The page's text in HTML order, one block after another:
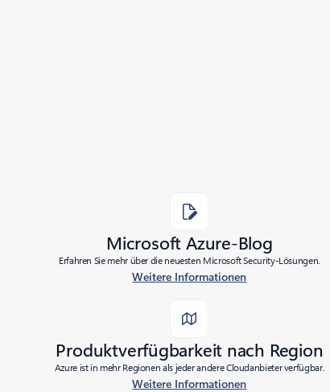
Microsoft Azure-Blog
Erfahren Sie mehr über die neuesten Microsoft Security-Lösungen.
Weitere Informationen
Produktverfügbarkeit nach Region
Azure ist in mehr Regionen als jeder andere Cloudanbieter verfügbar.
Weitere Informationen